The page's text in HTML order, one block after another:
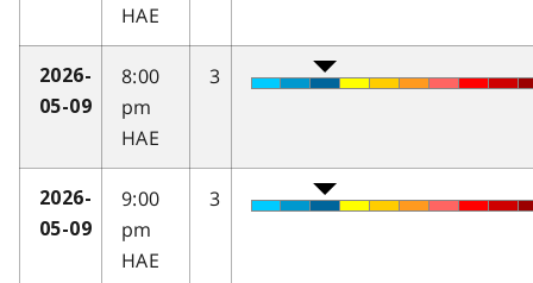
HAE
2026-
05-09
8:00
pm
HAE
3
2026-
05-09
9:00
pm
HAE
3